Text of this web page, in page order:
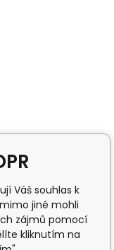
Váš souhlas k
jiné mohli
zájmů pomocí
kliknutím na